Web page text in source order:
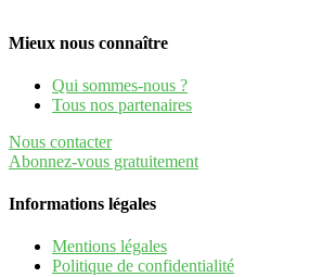
Mieux nous connaître
Qui sommes-nous ?
Tous nos partenaires
Nous contacter
Abonnez-vous gratuitement
Informations légales
Mentions légales
Politique de confidentialité